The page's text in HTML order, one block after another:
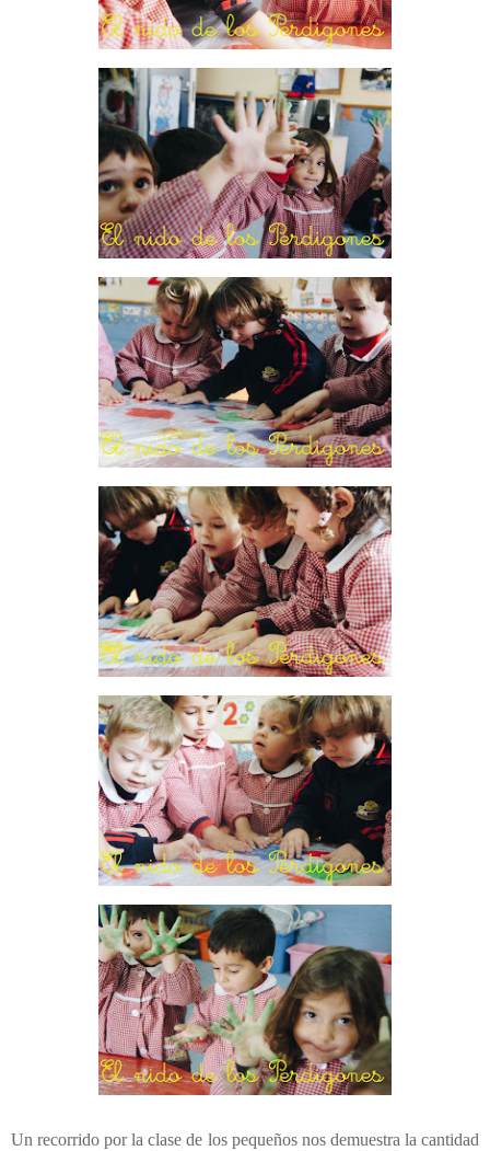
Un recorrido por la clase de los pequeños nos demuestra la cantidad